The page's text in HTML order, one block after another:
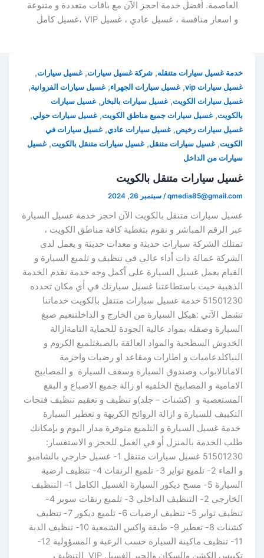
العاصمة. أفضل خدمة احجز الآن مع باقات متعددة و متنوعة
و اسعار منافسة ، غسيل عادي ، غسيل VIP ،غسيل كامل
خدمة غسيل سيارات متنقله,شركة غسيل سيارات,غسيل سيارات,
غسيل سيارات vip ,غسيل سيارات الجهراء,غسيل سيارات الفروانية,
غسيل سيارات الكويت,غسيل سيارات بالبخار ,غسيل سيارات
بالكويت,غسيل سيارات جميع مناطق الكويت,غسيل سيارات حولي,
غسيل سيارات رخيص,غسيل سيارات عادي,غسيل سيارات في
الكويت,غسيل سيارات متنقل,غسيل سيارات متنقل بالكويت,غسيل
سيارات من الداخل
غسيل سيارات متنقل بالكويت
qmedia85@gmail.com
/سبتمبر 26, 2024
غسيل سيارات متنقل بالكويت الآن احجز خدمة غسيل السيارة
عبر الرقم المباشر و نقوم بتغطية كافة مناطق الكويت ،
تمتلك الشركة سيارات حديثة و معدات حديثة و يعمل لدى
الشركة عمالة ذات أداء عالي في تنظيف و تلميع السيارة و
القيام بعمل غسيل السيارة على أكمل وجه خدمة نقدم الخدمة
الذهبية حيث باستطاعتنا غسيل سيارتك في أي مكان تحدده
51501230 خدمة غسيل سيارات متنقل بالكويت خدماتنا
تشمل الآتي :هيكل السيارة من الخارج و الداخلتنعيم صبغ
السيارة وصقله بمواد عالية الجودة للحماية التامةازالة
الخدوش السطحية والمواد العالقة بالصبغتلميع الكروم و
النياكلدعاميات و اطارات ومقاعد او رضيات واحزمة
الامانالابواب وصندوق السيارة وسقف السيارة و المصابيح
الامامية و المصابيخ الخلفيه او زالة جميع الاصباغ و البقع
المستعصية و (كشنات – جلد)و تنظيف و تعقيم تنظيف فتحات
التكييف للسيارة و ازالة الروائح الكريهة و تعطير السيارة
خدمة غسيل السيارة و التلميع متوفرة مدار اليوم و بإمكانك
طلب الخدمة بالمنزل أو في العمل للحجز و الاستفسار:
51501230 غسيل سيارات متنقل 1- غسيل خارجي بالشامبو
و الماء 2- تلميع تواير 3- تلميع الرنقات 4- تنظيف ارضية
السيارة 5- مسح ديكور السيارة الغسيل الكامل 1– التنظيف
الخارجي 2- التنظيف الداخلي 3- تلميع رنقات سوبر 4-
تنظيف تواير 5- تنظيف ارضيات 6- تلميع ديكور 7- تنظيف
كشنات 8- تعطير 9- طبقة واكس الشمعية 10- تنظيف الدبة
11- تنظيف ماكينة السيارة حسب الرغبة و المسؤولية 12-
تكييس الكشن والسكان والجير الغسيل VIP التنظيف